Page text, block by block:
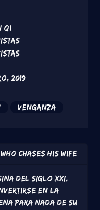
Qi
2019
Venganza
Chases His Wife
del siglo XXI,
en la
para nada de Su